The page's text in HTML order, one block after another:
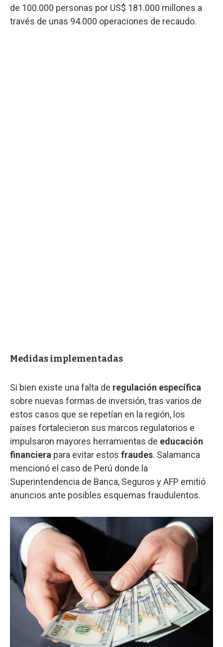
de 100.000 personas por US$ 181.000 millones a
través de unas 94.000 operaciones de recaudo.
Medidas implementadas
Si bien existe una falta de regulación específica
sobre nuevas formas de inversión, tras varios de
estos casos que se repetían en la región, los
países fortalecieron sus marcos regulatorios e
impulsaron mayores herramientas de educación
financiera para evitar estos fraudes. Salamanca
mencionó el caso de Perú donde la
Superintendencia de Banca, Seguros y AFP emitió
anuncios ante posibles esquemas fraudulentos.